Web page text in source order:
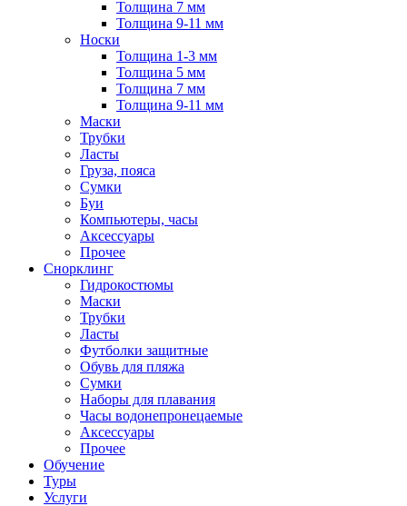
Толщина 7 мм
Толщина 9-11 мм
Носки
Толщина 1-3 мм
Толщина 5 мм
Толщина 7 мм
Толщина 9-11 мм
Маски
Трубки
Ласты
Груза, пояса
Сумки
Буи
Компьютеры, часы
Аксессуары
Прочее
Снорклинг
Гидрокостюмы
Маски
Трубки
Ласты
Футболки защитные
Обувь для пляжа
Сумки
Наборы для плавания
Часы водонепронецаемые
Аксессуары
Прочее
Обучение
Туры
Услуги